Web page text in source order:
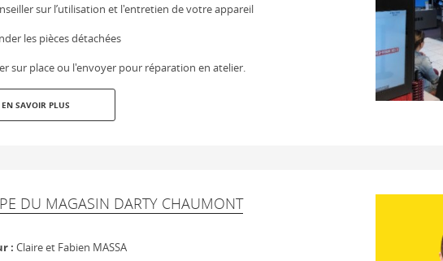
sur l’utilisation et l'entretien de votre appareil
les pièces détachées
sur place ou l'envoyer pour réparation en atelier.
EN SAVOIR PLUS
DU MAGASIN DARTY CHAUMONT
: Claire et Fabien MASSA